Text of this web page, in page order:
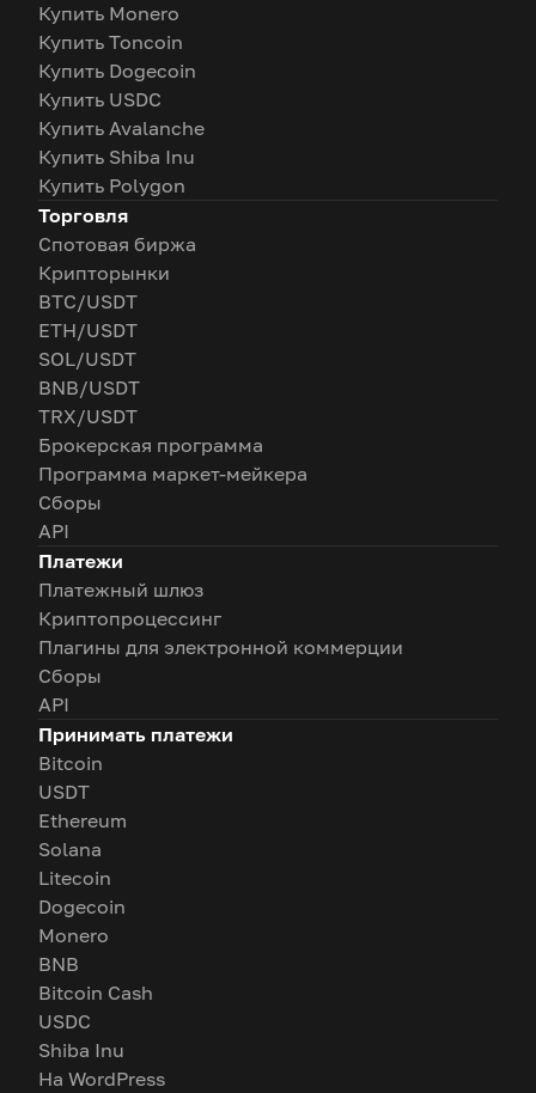
Купить Monero
Купить Toncoin
Купить Dogecoin
Купить USDC
Купить Avalanche
Купить Shiba Inu
Купить Polygon
Торговля
Спотовая биржа
Крипторынки
BTC/USDT
ETH/USDT
SOL/USDT
BNB/USDT
TRX/USDT
Брокерская программа
Программа маркет-мейкера
Сборы
API
Платежи
Платежный шлюз
Криптопроцессинг
Плагины для электронной коммерции
Сборы
API
Принимать платежи
Bitcoin
USDT
Ethereum
Solana
Litecoin
Dogecoin
Monero
BNB
Bitcoin Cash
USDC
Shiba Inu
На WordPress